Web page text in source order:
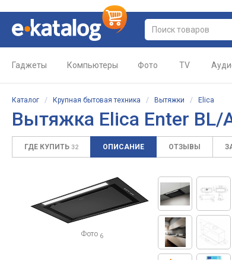
Гаджеты Компьютеры Фото TV
Каталог / Крупная бытовая техника / Вытяжки / Elica
Вытяжка Elica Enter BL/
ГДЕ КУПИТЬ 32 ОПИСАНИЕ ОТЗЫВЫ
Фото 6